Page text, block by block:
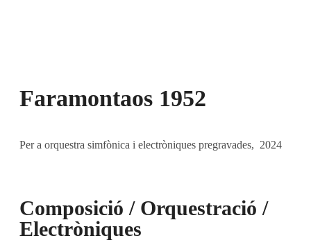
Faramontaos 1952
Per a orquestra simfònica i electròniques pregravades, 2024
Composició / Orquestració /
Electròniques